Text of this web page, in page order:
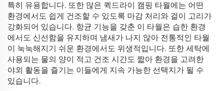
특히 유용합니다. 또한 많은 퀵드라이 캠핑 타월에는 어떤
환경에서도 쉽게 건조할 수 있도록 마감 처리와 걸이 고리가
강화되어 있습니다. 항균 기능을 갖춘 이 타월은 습한 환경
에서도 신선함을 유지하며 냄새가 나지 않아 전통적인 타월
이 눅눅해지기 쉬운 환경에서도 위생적입니다. 또한 세탁에
사용되는 물의 양이 적고 건조 시간도 짧아 환경을 고려한
야외 활동을 즐기는 이들에게 지속 가능한 선택지가 될 수
있습니다.